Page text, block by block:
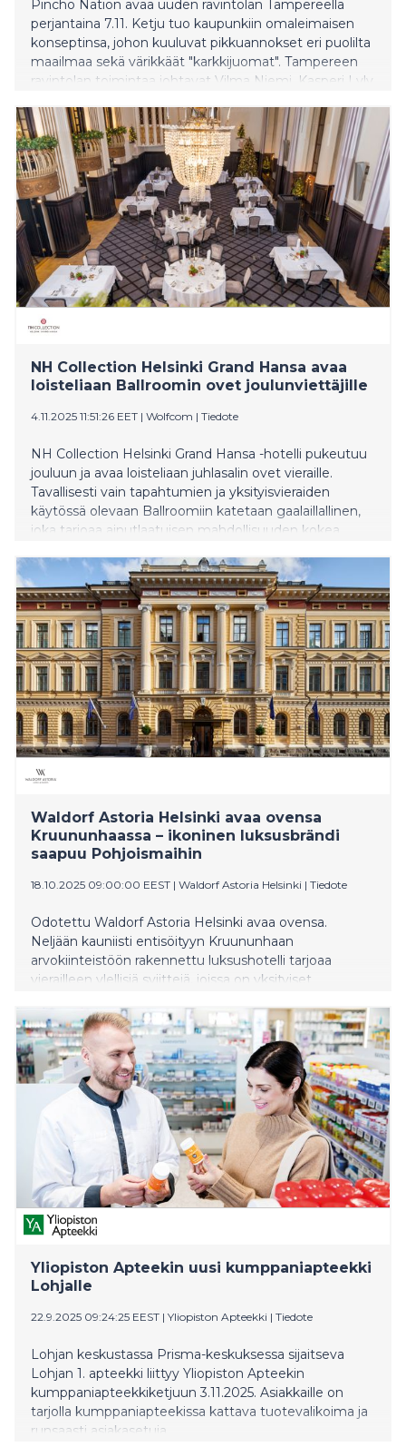
Pincho Nation avaa uuden ravintolan Tampereella
perjantaina 7.11. Ketju tuo kaupunkiin omaleimaisen
konseptinsa, johon kuuluvat pikkuannokset eri puolilta
maailmaa sekä värikkäät "karkkijuomat". Tampereen
ravintolan toimintaa johtavat Vilma Niemi, Kasperi Lyly
lupaavat tuoda tuoreita näkökulmia Tampereen
ravintolaelämään.
NH Collection Helsinki Grand Hansa avaa
loisteliaan Ballroomin ovet joulunviettäjille
4.11.2025 11:51:26 EET | Wolfcom | Tiedote
NH Collection Helsinki Grand Hansa -hotelli pukeutuu
jouluun ja avaa loisteliaan juhlasalin ovet vieraille.
Tavallisesti vain tapahtumien ja yksityisvieraiden
käytössä olevaan Ballroomiin katetaan gaalaillallinen,
joka tarjoaa ainutlaatuisen mahdollisuuden kokea
Lisäksi Hansa Café Bar & Brasserie kutsuu
herkuttelemaan kolmen ruokalajin joululounaalle sekä
nauttimaan jouluaaton herkkuja notkuva menu.
Waldorf Astoria Helsinki avaa ovensa
Kruununhaassa – ikoninen luksusbrändi
saapuu Pohjoismaihin
18.10.2025 09:00:00 EEST | Waldorf Astoria Helsinki | Tiedote
Odotettu Waldorf Astoria Helsinki avaa ovensa.
Neljään kauniisti entisöityyn Kruununhaan
arvokiinteistöön rakennettu luksushotelli tarjoaa
vierailleen ylellisiä sviittejä, joissa on yksityiset
henkilökohtaiset concierge-palvelut. Hotellista löytyy
myös brändin ikoninen Peacock-baari. Waldorf Astoria
Helsinki on maailmanlaajuisesti 37. Waldorf Astoria -
hotelli ja ensimmäinen Pohjoismaissa.
Yliopiston Apteekin uusi kumppaniapteekki
Lohjalle
22.9.2025 09:24:25 EEST | Yliopiston Apteekki | Tiedote
Lohjan keskustassa Prisma-keskuksessa sijaitseva
Lohjan 1. apteekki liittyy Yliopiston Apteekin
kumppaniapteekkiketjuun 3.11.2025. Asiakkaille on
tarjolla kumppaniapteekissa kattava tuotevalikoima ja
runsaasti asiakasetuja.